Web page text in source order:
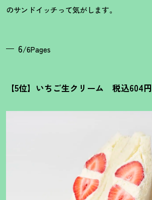
のサンドイッチって気がします。
6/6Pages
【5位】いちご生クリーム 税込604円